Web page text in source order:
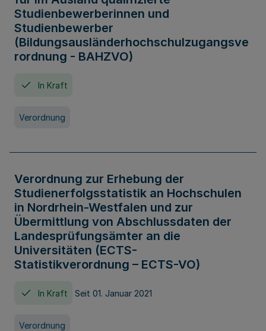
Studienbewerberinnen und
Studienbewerber
(Bildungsausländerhochschulzugangsve
rordnung - BAHZVO)
In Kraft
Verordnung
Verordnung zur Erhebung der
Studienerfolgsstatistik an Hochschulen
in Nordrhein-Westfalen und zur
Übermittlung von Abschlussdaten der
Landesprüfungsämter an die
Universitäten (ECTS-
Statistikverordnung – ECTS-VO)
In Kraft Seit 01. Januar 2021
Verordnung